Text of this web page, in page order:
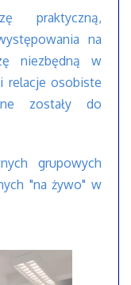
praktyczną,
na
niezbędną w
relacje osobiste
zostały do
grupowych
"na żywo" w